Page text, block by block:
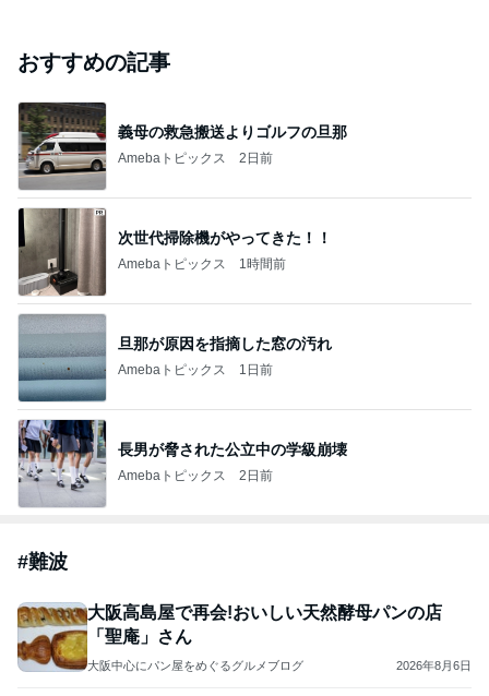
おすすめの記事
義母の救急搬送よりゴルフの旦那
Amebaトピックス 2日前
次世代掃除機がやってきた！！
Amebaトピックス 1時間前
旦那が原因を指摘した窓の汚れ
Amebaトピックス 1日前
長男が脅された公立中の学級崩壊
Amebaトピックス 2日前
#難波
大阪高島屋で再会!おいしい天然酵母パンの店
「聖庵」さん
大阪中心にパン屋をめぐるグルメブログ 2026年8月6日